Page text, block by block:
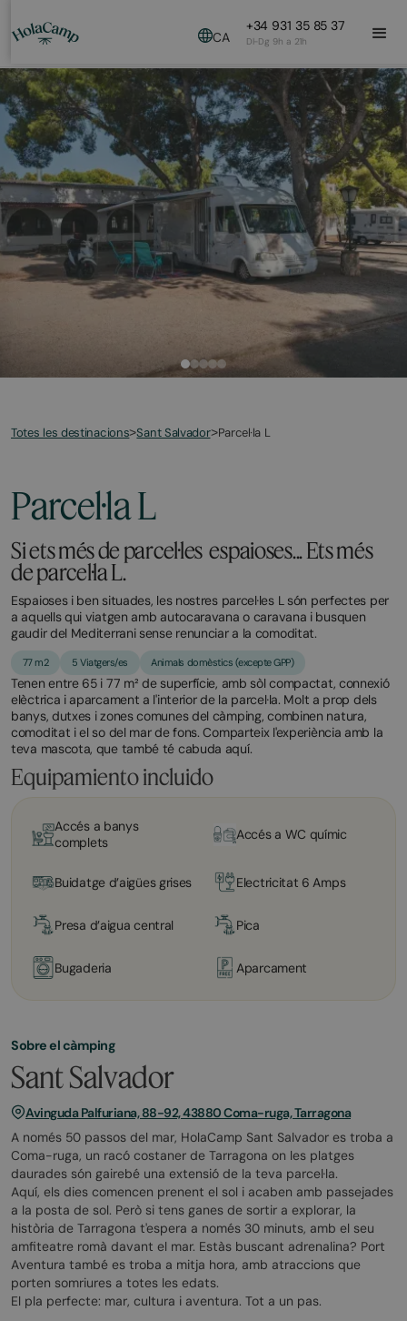
CA
+34 931 35 85 37
Dl-Dg 9h a 21h
Totes les destinacions>Sant Salvador>Parcel·la L
Parcel·la L
Si ets més de parcel·les espaioses... Ets més
de parcel·la L.
Espaioses i ben situades, les nostres parcel·les L són perfectes per
a aquells qui viatgen amb autocaravana o caravana i busquen
gaudir del Mediterrani sense renunciar a la comoditat.
77 m2 5 Viatgers/es Animals domèstics (excepte GPP)
Tenen entre 65 i 77 m² de superfície, amb sòl compactat, connexió
elèctrica i aparcament a l'interior de la parcel·la. Molt a prop dels
banys, dutxes i zones comunes del càmping, combinen natura,
comoditat i el so del mar de fons. Comparteix l'experiència amb la
teva mascota, que també té cabuda aquí.
Equipamiento incluido
Accés a banys
complets
Accés a WC químic
Buidatge d’aigües grises Electricitat 6 Amps
Presa d’aigua central Pica
Bugaderia Aparcament
Sobre el càmping
Sant Salvador
Avinguda Palfuriana, 88-92, 43880 Coma-ruga, Tarragona
A només 50 passos del mar, HolaCamp Sant Salvador es troba a
Coma-ruga, un racó costaner de Tarragona on les platges
daurades són gairebé una extensió de la teva parcel·la.
Aquí, els dies comencen prenent el sol i acaben amb passejades
a la posta de sol. Però si tens ganes de sortir a explorar, la
història de Tarragona t'espera a només 30 minuts, amb el seu
amfiteatre romà davant el mar. Estàs buscant adrenalina? Port
Aventura també es troba a mitja hora, amb atraccions que
porten somriures a totes les edats.
El pla perfecte: mar, cultura i aventura. Tot a un pas.